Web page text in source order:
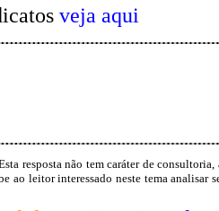
veja aqui
resposta não tem caráter de
ao leitor interessado neste tema analisar